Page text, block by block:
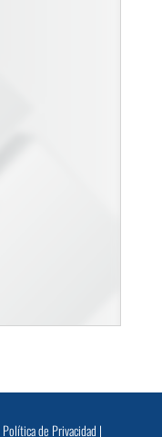
Política de Privacidad |